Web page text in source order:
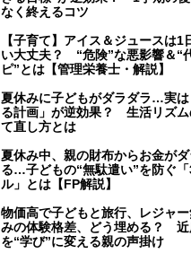
なく終えるコツ
【子育て】アイス＆ジュースは1
い大丈夫？ “危険”な悪影響＆“
ピ”とは【管理栄養士・解説】
夏休みに子どもがダラダラ…実
る計画」が逆効果？ 生活リズム
て直し方とは
夏休み中、親の財布からお金が
る…子どもの“無駄遣い”を防ぐ
ル」とは【FP解説】
物価高で子どもと旅行、レジャ
みの体験格差、どう埋める？ 近
を“学び”に変える親の声掛け